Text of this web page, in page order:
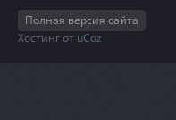
Полная версия сайта
Хостинг от uCoz